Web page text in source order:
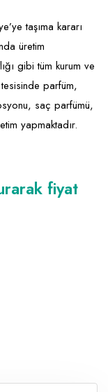
taşıma kararı
üretim
gibi tüm kurum ve
parfüm,
saç parfümü,
yapmaktadır.
fiyat